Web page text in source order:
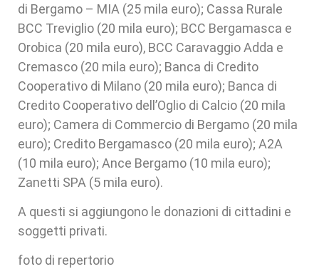
di Bergamo – MIA (25 mila euro); Cassa Rurale
BCC Treviglio (20 mila euro); BCC Bergamasca e
Orobica (20 mila euro), BCC Caravaggio Adda e
Cremasco (20 mila euro); Banca di Credito
Cooperativo di Milano (20 mila euro); Banca di
Credito Cooperativo dell’Oglio di Calcio (20 mila
euro); Camera di Commercio di Bergamo (20 mila
euro); Credito Bergamasco (20 mila euro); A2A
(10 mila euro); Ance Bergamo (10 mila euro);
Zanetti SPA (5 mila euro).
A questi si aggiungono le donazioni di cittadini e
soggetti privati.
foto di repertorio